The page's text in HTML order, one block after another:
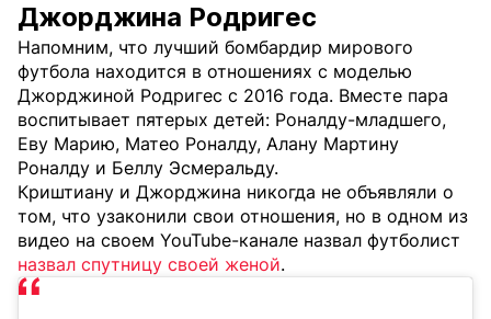
Джорджина Родригес
Напомним, что лучший бомбардир мирового
футбола находится в отношениях с моделью
Джорджиной Родригес с 2016 года. Вместе пара
воспитывает пятерых детей: Роналду-младшего,
Еву Марию, Матео Роналду, Алану Мартину
Роналду и Беллу Эсмеральду.
Криштиану и Джорджина никогда не объявляли о
том, что узаконили свои отношения, но в одном из
видео на своем YouTube-канале назвал футболист
назвал спутницу своей женой.